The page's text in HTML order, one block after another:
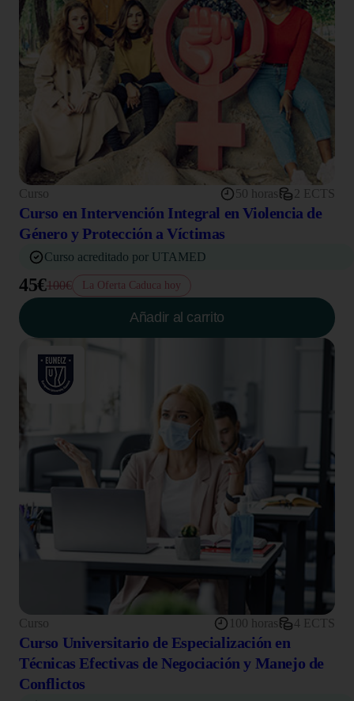
Curso 50 horas 2 ECTS
Curso en Intervención Integral en Violencia de
Género y Protección a Víctimas
Curso acreditado por UTAMED
45€100€ La Oferta Caduca hoy
Añadir al carrito
Curso 100 horas 4 ECTS
Curso Universitario de Especialización en
Técnicas Efectivas de Negociación y Manejo de
Conflictos